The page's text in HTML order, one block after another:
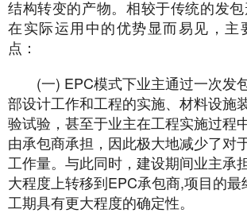
结构转变的产物。相较于传统的发
在实际运用中的优势显而易见，主
点：
(一) EPC模式下业主通过一次发
部设计工作和工程的实施、材料设施
验试验，甚至于业主在工程实施过程
由承包商承担，因此极大地减少了对
工作量。与此同时，建设期间业主承
大程度上转移到EPC承包商,项目的最
工期具有更大程度的确定性。